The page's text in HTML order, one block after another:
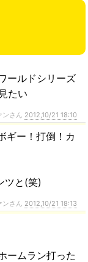
ールドシリーズ
たい
さん 2012,10/21 18:10
ギー！打倒！カ
ツと(笑)
さん 2012,10/21 18:13
ームラン打った